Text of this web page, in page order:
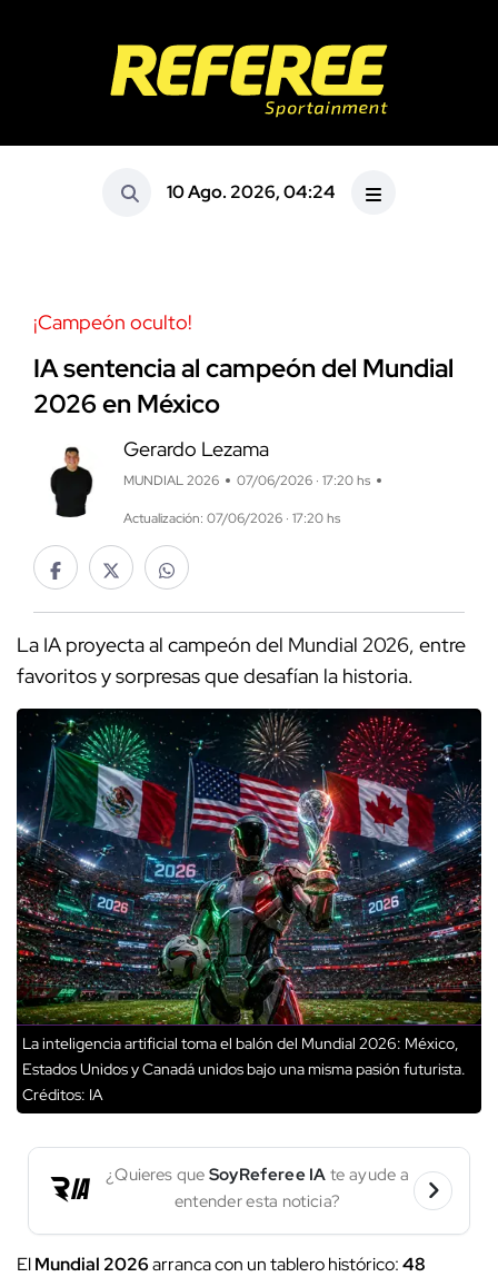
10 Ago. 2026, 04:24
¡Campeón oculto!
IA sentencia al campeón del Mundial
2026 en México
Gerardo Lezama
MUNDIAL 2026 07/06/2026 · 17:20 hs
Actualización: 07/06/2026 · 17:20 hs
La IA proyecta al campeón del Mundial 2026, entre
favoritos y sorpresas que desafían la historia.
La inteligencia artificial toma el balón del Mundial 2026: México,
Estados Unidos y Canadá unidos bajo una misma pasión futurista.
Créditos: IA
¿Quieres que SoyReferee IA te ayude a
entender esta noticia?
ElMundial 2026arranca con un tablero histórico:48